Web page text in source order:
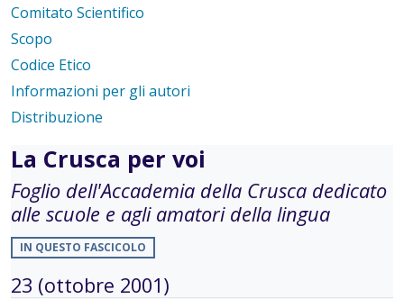
Comitato Scientifico
Scopo
Codice Etico
Informazioni per gli autori
Distribuzione
La Crusca per voi
Foglio dell'Accademia della Crusca dedicato
alle scuole e agli amatori della lingua
IN QUESTO FASCICOLO
23 (ottobre 2001)